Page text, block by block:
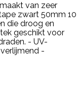
van zeer
zwart 50mm 10
die droog en
geschikt voor
- UV-
-